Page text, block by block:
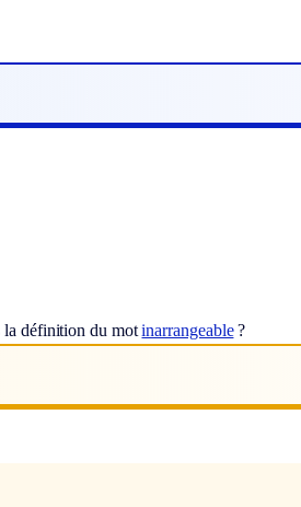
la définition du motinarrangeable?